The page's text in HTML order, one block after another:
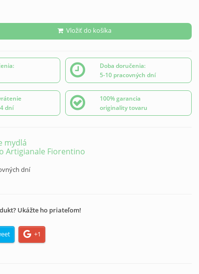
Vložiť do košíka
Doba doručenia:
5-10 pracovných dní
dní
100% garancia
originality tovaru
mydlá
Artigianale Fiorentino
dní
Ukážte ho priateľom!
+1